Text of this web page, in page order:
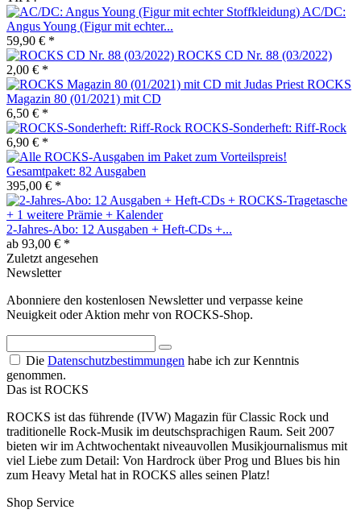
AC/DC:
Angus Young (Figur mit echter...
59,90 € *
ROCKS CD Nr. 88 (03/2022)
2,00 € *
ROCKS
Magazin 80 (01/2021) mit CD
6,50 € *
ROCKS-Sonderheft: Riff-Rock
6,90 € *
Gesamtpaket: 82 Ausgaben
395,00 € *
2-Jahres-Abo: 12 Ausgaben + Heft-CDs +...
ab 93,00 € *
Zuletzt angesehen
Newsletter
Abonniere den kostenlosen Newsletter und verpasse keine
Neuigkeit oder Aktion mehr von ROCKS-Shop.
Die Datenschutzbestimmungen habe ich zur Kenntnis
genommen.
Das ist ROCKS
ROCKS ist das führende (IVW) Magazin für Classic Rock und
traditionelle Rock-Musik im deutschsprachigen Raum. Seit 2007
bieten wir im Achtwochentakt niveauvollen Musikjournalismus mit
viel Liebe zum Detail: Von Hardrock über Prog und Blues bis hin
zum Heavy Metal hat in ROCKS alles seinen Platz!
Shop Service